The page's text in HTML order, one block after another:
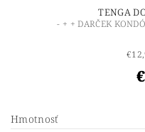
TENGA
- + + DARČEK
Hmotnosť